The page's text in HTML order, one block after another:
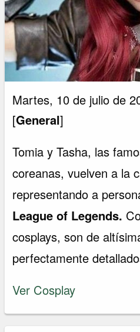
Martes, 10 de julio de
[General]
Tomia y Tasha, las
coreanas, vuelven a la
representando a
League of Legends.
cosplays, son de
perfectamente
Ver Cosplay